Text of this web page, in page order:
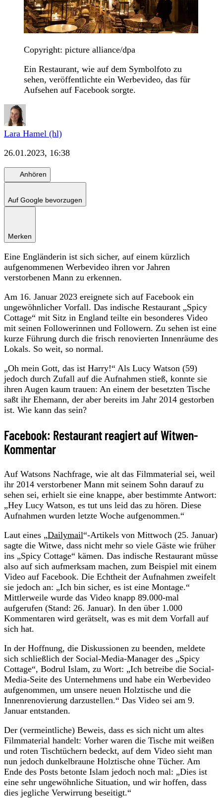
Copyright: picture alliance/dpa
Ein Restaurant, wie auf dem Symbolfoto zu
sehen, veröffentlichte ein Werbevideo, das für
Aufsehen auf Facebook sorgte.
Lara Hamel (hl)
26.01.2023, 16:38
Anhören
Auf Google bevorzugen
Merken
Eine Engländerin ist sich sicher, auf einem kürzlich
aufgenommenen Werbevideo ihren vor Jahren
verstorbenen Mann zu erkennen.
Am 16. Januar 2023 ereignete sich auf Facebook ein
ungewöhnlicher Vorfall. Das indische Restaurant „Spicy
Cottage“ mit Sitz in England teilte ein besonderes Video
mit seinen Followerinnen und Followern. Zu sehen ist eine
kurze Führung durch die frisch renovierten Innenräume des
Lokals. So weit, so normal.
„Oh mein Gott, das ist Harry!“ Als Lucy Watson (59)
jedoch durch Zufall auf die Aufnahmen stieß, konnte sie
ihren Augen kaum trauen: An einem der besetzten Tische
saßt ihr Ehemann, der aber bereits im Jahr 2014 gestorben
ist. Wie kann das sein?
Facebook: Restaurant reagiert auf Witwen-
Kommentar
Auf Watsons Nachfrage, wie alt das Filmmaterial sei, weil
ihr 2014 verstorbener Mann mit seinem Sohn darauf zu
sehen sei, erhielt sie eine knappe, aber bestimmte Antwort:
„Hey Lucy Watson, es tut uns leid das zu hören. Diese
Aufnahmen wurden letzte Woche aufgenommen.“
Laut eines „Dailymail“-Artikels von Mittwoch (25. Januar)
sagte die Witwe, dass nicht mehr so viele Gäste wie früher
ins „Spicy Cottage“ kämen. Das indische Restaurant müsse
also auf sich aufmerksam machen, zum Beispiel mit einem
Video auf Facebook. Die Echtheit der Aufnahmen zweifelt
sie jedoch an: „Ich bin sicher, es ist eine Montage.“
Mittlerweile wurde das Video knapp 89.000-mal
aufgerufen (Stand: 26. Januar). In den über 1.000
Kommentaren wird gerätselt, was es mit dem Vorfall auf
sich hat.
In der Hoffnung, die Diskussionen zu beenden, meldete
sich schließlich der Social-Media-Manager des „Spicy
Cottage“, Bodrul Islam, zu Wort: „Ich betreibe die Social-
Media-Seite des Unternehmens und habe ein Werbevideo
aufgenommen, um unsere neuen Holztische und die
Innenrenovierung darzustellen.“ Das Video sei am 9.
Januar entstanden.
Der (vermeintliche) Beweis, dass es sich nicht um altes
Filmmaterial handelt: Vorher waren die Tische mit weißen
und roten Tischtüchern bedeckt, auf dem Video sieht man
nun jedoch dunkelbraune Holztische ohne Tücher. Am
Ende des Posts betonte Islam jedoch noch mal: „Dies ist
eine sehr ungewöhnliche Situation, und wir hoffen, dass
dies jegliche Verwirrung beseitigt.“